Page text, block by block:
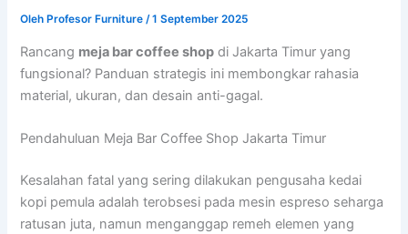
Oleh Profesor Furniture/1 September 2025
Rancang meja bar coffee shop di Jakarta Timur yang
fungsional? Panduan strategis ini membongkar rahasia
material, ukuran, dan desain anti-gagal.
Pendahuluan Meja Bar Coffee Shop Jakarta Timur
Kesalahan fatal yang sering dilakukan pengusaha kedai
kopi pemula adalah terobsesi pada mesin espreso seharga
ratusan juta, namun menganggap remeh elemen yang